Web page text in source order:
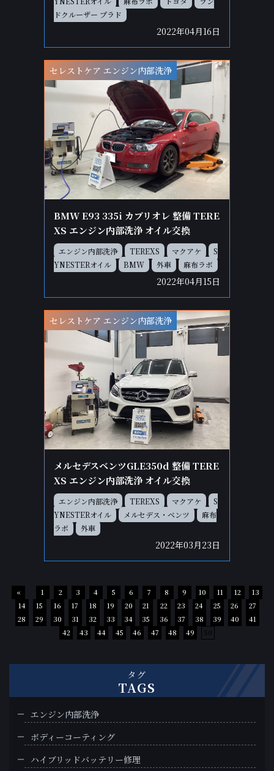
ドクルーザー プラド
2022年04月16日
セレストケア エンジン内部洗浄
BMW E93 335i カブリオレ 整備 TERE
XS エンジン内部洗浄 オイル交換
エンジン内部洗浄 TEREXS マクアケ
S
YNESTERオイル
BMW 外車 麻布ラボ
2022年04月15日
セレストケア エンジン内部洗浄
メルセデスベンツGLE350d 整備 TERE
XS エンジン内部洗浄 オイル交換
エンジン内部洗浄 TEREXS マクアケ
S
YNESTERオイル
メルセデス・ベンツ
麻布
ラボ
外車
2022年03月23日
« 1 2 3 4 5 6 7 8 9 10 11 12
13
14
15 16 17 18 19 20 21 22 23 24 25 26
27
28
29 30 31 32 33 34 35 36 37 38 39 40
41
42
43 44 45 46 47 48 49 50
タグ
TAGS
エンジン内部洗浄
ボディーコーティング
ハイブリッドバッテリー修理